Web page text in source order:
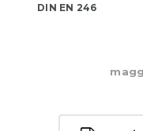
DIN EN 246